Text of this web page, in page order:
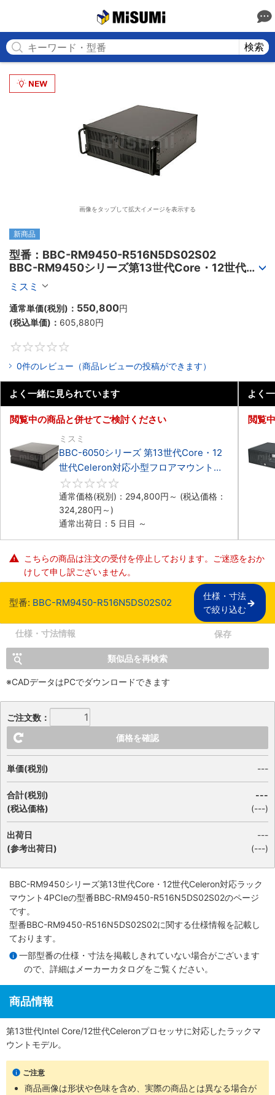
検索
画像をタップして拡大イメージを表示する
新商品
型番：BBC-RM9450-R516N5DS02S02
BBC-RM9450シリーズ第13世代Core・12世代
Celeron対応ラックマウント4PCIe
ミスミ
通常単価(税別)： 550,800円
(税込単価)： 605,880円
0件のレビュー（商品レビューの投稿ができます）
よく一緒に見られています
閲覧中の商品と併せてご検討ください
ミスミ
BBC-6050シリーズ 第13世代Core・12
世代Celeron対応小型フロアマウント
3PCIe
通常価格(税別)： 294,800円 ～ (税込価格：
324,280円 ～)
通常出荷日：5 日目 ～
よく
閲覧
こちらの商品は注文の受付を停止しております。ご迷惑をおか
けして申し訳ございません。
型番: BBC-RM9450-R516N5DS02S02
仕様・寸法
で絞り込む
仕様・寸法情報 保存
類似品を再検索
※CADデータはPCでダウンロードできます
ご注文数：
価格を確認
単価(税別) ---
合計(税別)
(税込価格)
---
(---)
出荷日
(参考出荷日)
---
(---)
BBC-RM9450シリーズ第13世代Core・12世代Celeron対応ラック
マウント4PCIeの型番BBC-RM9450-R516N5DS02S02のページ
です。
型番BBC-RM9450-R516N5DS02S02に関する仕様情報を記載し
ております。
一部型番の仕様・寸法を掲載しきれていない場合がございます
ので、詳細は メーカーカタログをご覧ください。
商品情報
第13世代Intel Core/12世代Celeronプロセッサに対応したラックマ
ウントモデル。
ご注意
商品画像は形状や色味を含め、実際の商品とは異なる場合が